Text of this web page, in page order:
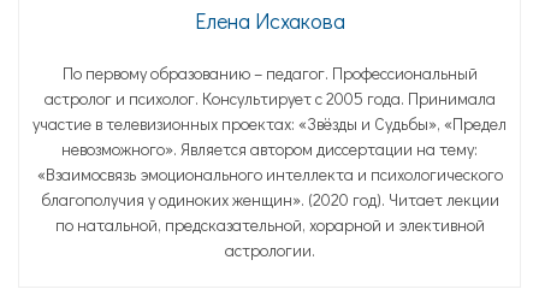
Елена Исхакова
По первому образованию – педагог. Профессиональный
астролог и психолог. Консультирует с 2005 года. Принимала
участие в телевизионных проектах: «Звёзды и Судьбы», «Предел
невозможного». Является автором диссертации на тему:
«Взаимосвязь эмоционального интеллекта и психологического
благополучия у одиноких женщин». (2020 год). Читает лекции
по натальной, предсказательной, хорарной и элективной
астрологии.